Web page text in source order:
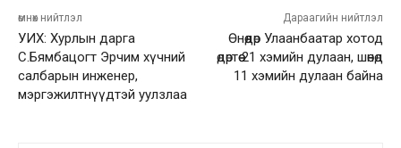
өмнөх нийтлэл
УИХ: Хурлын дарга
С.Бямбацогт Эрчим хүчний
салбарын инженер,
мэргэжилтнүүдтэй уулзлаа
Дараагийн нийтлэл
Өнөөдөр Улаанбаатар хотод
өдөртөө 21 хэмийн дулаан, шөнөдөө
11 хэмийн дулаан байна